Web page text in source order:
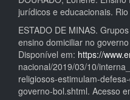
jurídicos e educacionais.
ESTADO DE MINAS.
ensino domiciliar no
Disponível em: https://
nacional/2019/03/10/
religiosos-estimulam-
governo-bol.shtml. Acesso